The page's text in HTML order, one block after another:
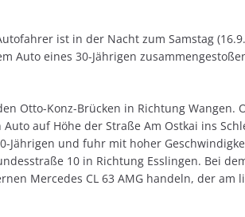
ist in der Nacht zum Samstag
Auto eines 30-Jährigen
Otto-Konz-Brücken in Richtung Wangen.
auf Höhe der Straße Am Ostkai ins
Jährigen und fuhr mit hoher
10 in Richtung Esslingen. Bei
Mercedes CL 63 AMG handeln, der am